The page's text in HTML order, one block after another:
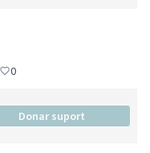
0
Donar suport